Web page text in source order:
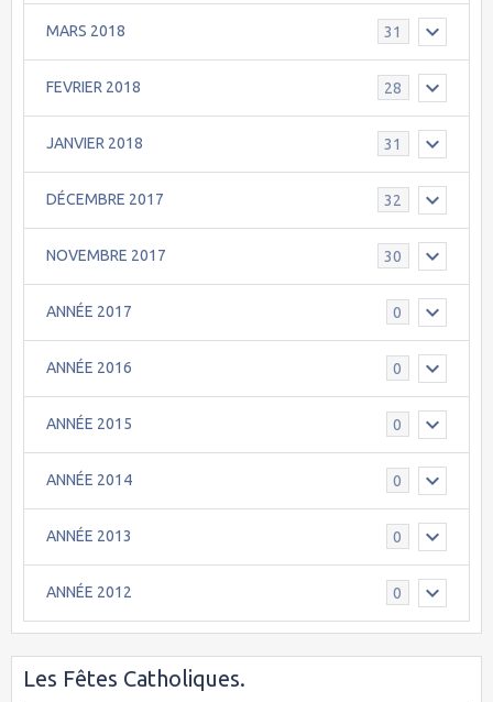
MARS 2018 31
FEVRIER 2018 28
JANVIER 2018 31
DÉCEMBRE 2017 32
NOVEMBRE 2017 30
ANNÉE 2017 0
ANNÉE 2016 0
ANNÉE 2015 0
ANNÉE 2014 0
ANNÉE 2013 0
ANNÉE 2012 0
Les Fêtes Catholiques.